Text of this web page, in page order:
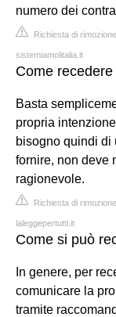
numero dei
Richiesta di
sistemiamolitalia.it
Come
Basta
propria
bisogno quindi di
fornire, non deve
ragionevole.
Richiesta di
laleggepertutti.it
Come si può
In genere, per
comunicare la
tramite